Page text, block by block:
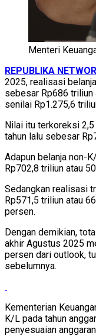
Menteri
REPUBLIKA
2025, realisasi
sebesar Rp686
senilai Rp1.275,6
Nilai itu terkoreksi
tahun lalu sebesar
Adapun belanja non-
Rp702,8 triliun atau
Sedangkan realisasi
Rp571,5 triliun atau
persen.
Dengan demikian,
akhir Agustus 2025
persen dari outlook,
sebelumnya.
Kementerian
K/L pada tahun
penyesuaian